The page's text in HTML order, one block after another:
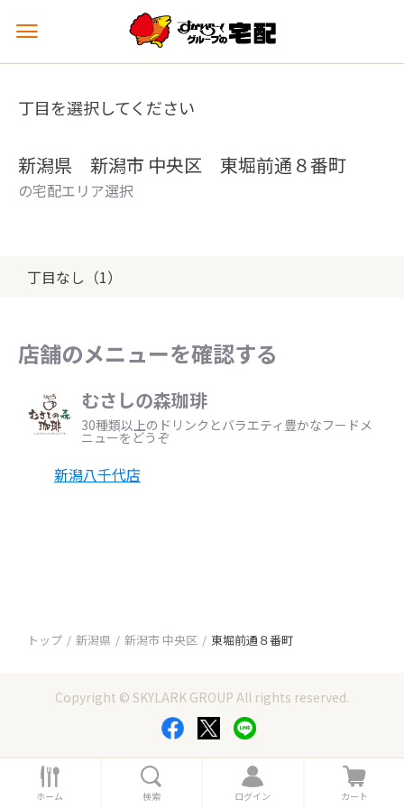
メ
ュ
を
丁目を選択してください
新潟県 新潟市 中央区 東堀前通８番町
の宅配エリア選択
丁目なし（1）
店舗のメニューを確認する
むさしの森珈琲
30種類以上のドリンクとバラエティ豊かなフードメ
ニューをどうぞ
新潟八千代店
トップ 新潟県 新潟市 中央区 東堀前通８番町
Copyright © SKYLARK GROUP All rights reserved.
ホ
ー
ホーム 索
検索
ロ
グ
ログイン
カ
ー
カート